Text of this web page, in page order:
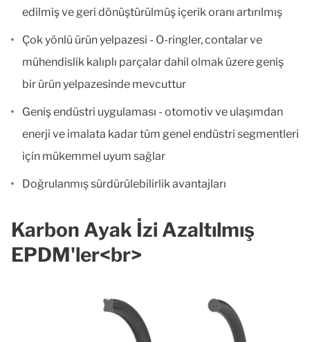
edilmiş ve geri dönüştürülmüş içerik oranı artırılmış
Çok yönlü ürün yelpazesi - O-ringler, contalar ve
mühendislik kalıplı parçalar dahil olmak üzere geniş
bir ürün yelpazesinde mevcuttur
Geniş endüstri uygulaması - otomotiv ve ulaşımdan
enerji ve imalata kadar tüm genel endüstri segmentleri
için mükemmel uyum sağlar
Doğrulanmış sürdürülebilirlik avantajları
Karbon Ayak İzi Azaltılmış
EPDM'ler<br>